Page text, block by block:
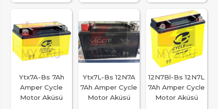
Ytx7A-Bs 7Ah
Amper Cycle
Motor Aküsü
Ytx7L-Bs 12N7A
7Ah Amper Cycle
Motor Aküsü
12N7Bl-Bs 12N7L
7Ah Amper Cycle
Motor Aküsü